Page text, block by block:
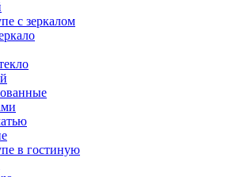
с зеркалом
в гостиную